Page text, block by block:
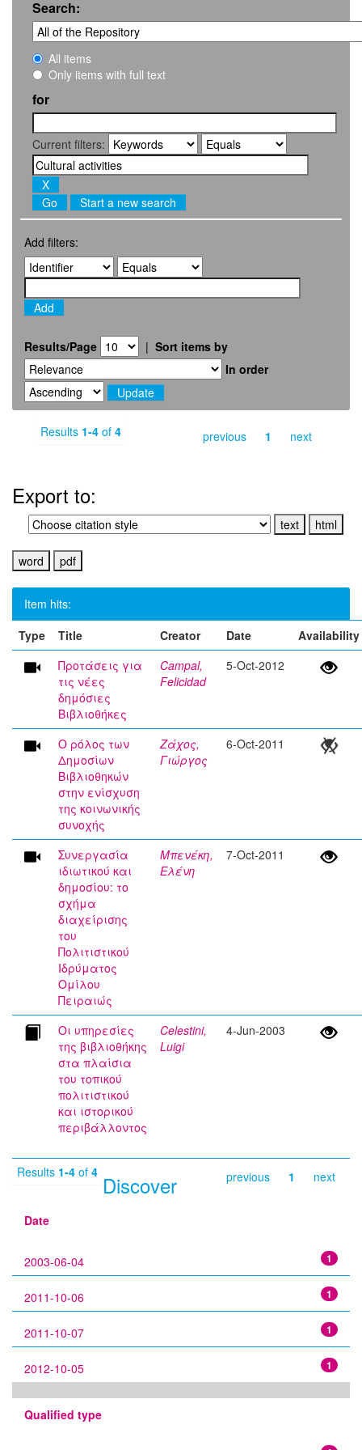
Search:
All items
Only items with full text
for
Current filters:
Start a new search
Add filters:
Results/Page | Sort items by
In order
Results 1-4 of 4 previous 1 next
Export to:
Item hits:
Type
Title Creator Date
Availability
Προτάσεις για
τις νέες
δημόσιες
Βιβλιοθήκες
Campal,
Felicidad
5-Oct-2012
Ο ρόλος των
Δημοσίων
Βιβλιοθηκών
στην ενίσχυση
της κοινωνικής
συνοχής
Ζάχος,
Γιώργος
6-Oct-2011
Συνεργασία
ιδιωτικού και
δημοσίου: το
σχήμα
διαχείρισης
του
Πολιτιστικού
Ιδρύματος
Ομίλου
Πειραιώς
Μπενέκη,
Ελένη
7-Oct-2011
Οι υπηρεσίες
της βιβλιοθήκης
στα πλαίσια
του τοπικού
πολιτιστικού
και ιστορικού
περιβάλλοντος
Celestini,
Luigi
4-Jun-2003
Results 1-4 of 4 previous 1 next
Discover
Date
1
2003-06-04
1
2011-10-06
1
2011-10-07
1
2012-10-05
Qualified type